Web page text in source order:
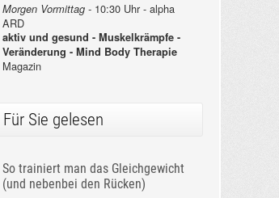
Morgen Vormittag -10:30 Uhr - alpha
ARD
aktiv und gesund - Muskelkrämpfe -
Veränderung - Mind Body Therapie
Magazin
Für Sie gelesen
So trainiert man das Gleichgewicht
(und nebenbei den Rücken)